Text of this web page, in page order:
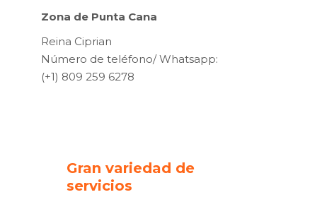
Zona de Punta Cana
Reina Ciprian
Número de teléfono/ Whatsapp:
(+1) 809 259 6278
Gran variedad de
servicios